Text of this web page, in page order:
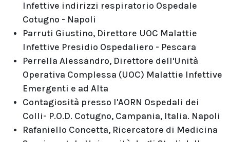
Infettive indirizzi respiratorio Ospedale
Cotugno - Napoli
Parruti Giustino, Direttore UOC Malattie
Infettive Presidio Ospedaliero - Pescara
Perrella Alessandro, Direttore dell'Unità
Operativa Complessa (UOC) Malattie Infettive
Emergenti e ad Alta
Contagiosità presso l'AORN Ospedali dei
Colli- P.O.D. Cotugno, Campania, Italia. Napoli
Rafaniello Concetta, Ricercatore di Medicina